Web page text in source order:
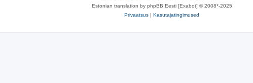
Estonian translation by phpBB Eesti [Exabot] © 2008*-2025
Privaatsus | Kasutajatingimused